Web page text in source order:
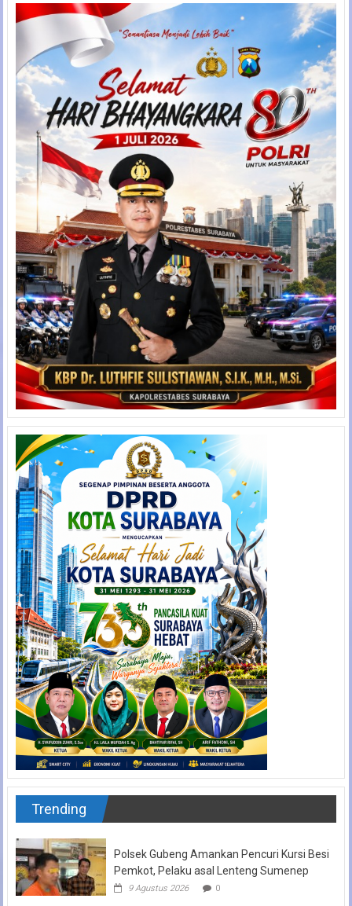
Trending
Polsek Gubeng Amankan Pencuri Kursi Besi
Pemkot, Pelaku asal Lenteng Sumenep
9 Agustus 2026 0